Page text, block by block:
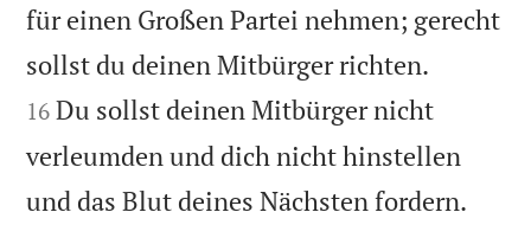
für einen Großen Partei nehmen; gerecht
sollst du deinen Mitbürger richten.
16 Du sollst deinen Mitbürger nicht
verleumden und dich nicht hinstellen
und das Blut deines Nächsten fordern.